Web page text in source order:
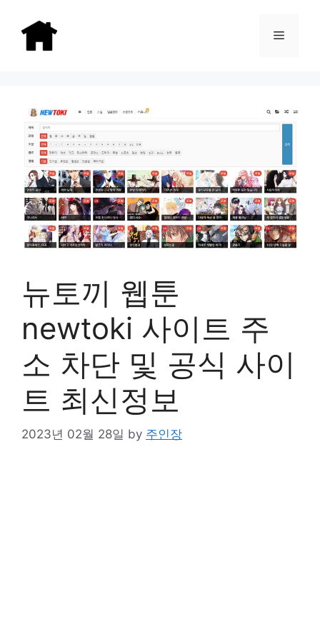
content
Menu
뉴토끼 웹툰
newtoki 사이트 주
소 차단 및 공식 사이
트 최신정보
2023년 02월 28일 by 주인장